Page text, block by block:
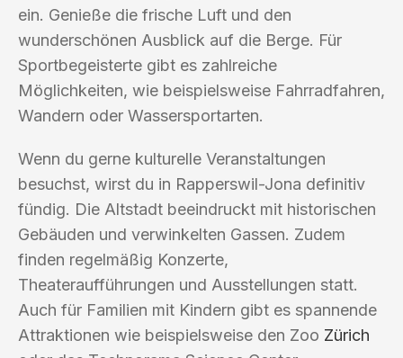
ein. Genieße die frische Luft und den
wunderschönen Ausblick auf die Berge. Für
Sportbegeisterte gibt es zahlreiche
Möglichkeiten, wie beispielsweise Fahrradfahren,
Wandern oder Wassersportarten.
Wenn du gerne kulturelle Veranstaltungen
besuchst, wirst du in Rapperswil-Jona definitiv
fündig. Die Altstadt beeindruckt mit historischen
Gebäuden und verwinkelten Gassen. Zudem
finden regelmäßig Konzerte,
Theateraufführungen und Ausstellungen statt.
Auch für Familien mit Kindern gibt es spannende
Attraktionen wie beispielsweise den Zoo Zürich